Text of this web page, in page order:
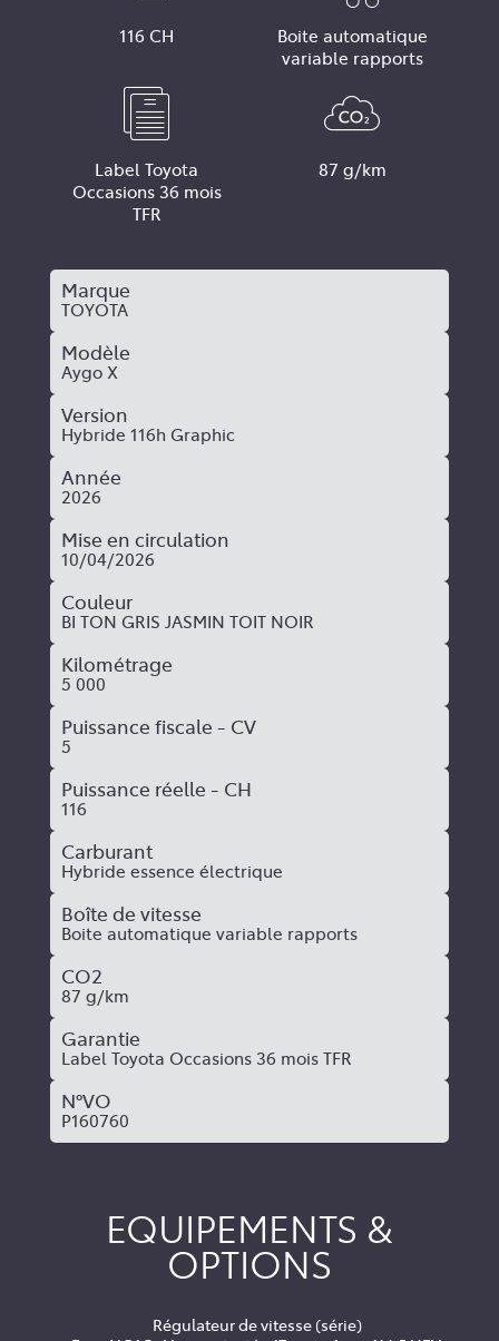
116 CH
Boite automatique
variable rapports
Label Toyota
Occasions 36 mois
TFR
87 g/km
Marque
TOYOTA
Modèle
Aygo X
Version
Hybride 116h Graphic
Année
2026
Mise en circulation
10/04/2026
Couleur
BI TON GRIS JASMIN TOIT NOIR
Kilométrage
5 000
Puissance fiscale - CV
5
Puissance réelle - CH
116
Carburant
Hybride essence électrique
Boîte de vitesse
Boite automatique variable rapports
CO2
87 g/km
Garantie
Label Toyota Occasions 36 mois TFR
N°VO
P160760
EQUIPEMENTS &
OPTIONS
Régulateur de vitesse (série)